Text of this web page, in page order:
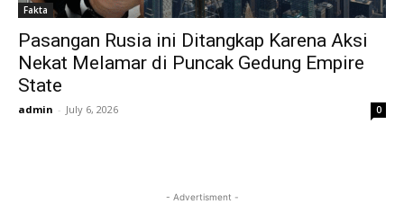
Fakta
Pasangan Rusia ini Ditangkap Karena Aksi
Nekat Melamar di Puncak Gedung Empire
State
admin - July 6, 2026 0
- Advertisment -